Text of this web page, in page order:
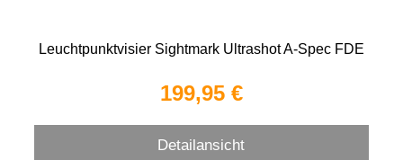
Leuchtpunktvisier Sightmark Ultrashot A-Spec FDE
199,95 €
Detailansicht